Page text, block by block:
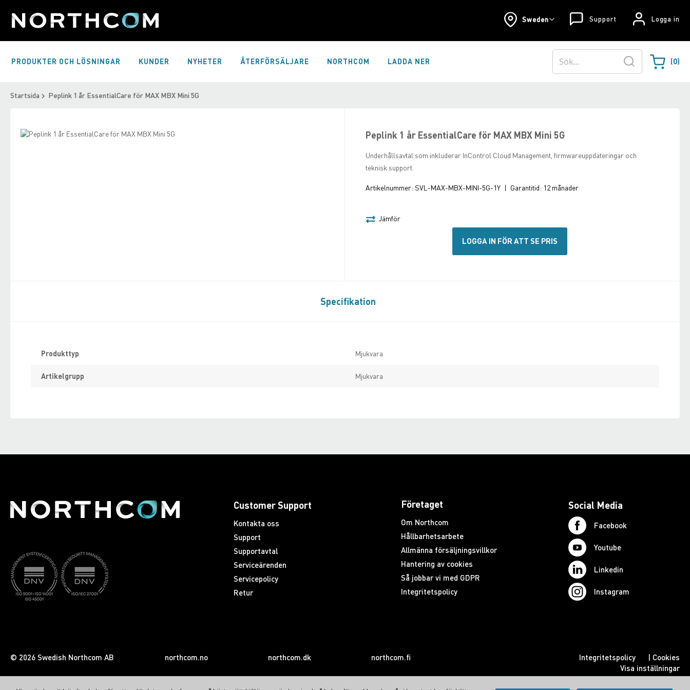
Logga in
Support
Skip
Sweden
PRODUKTER OCH LÖSNINGAR KUNDER NYHETER ÅTERFÖRSÄLJARE NORTHCOM LADDA NER Varukorgen
0
Sök
Startsida Peplink 1 år EssentialCare för MAX MBX Mini 5G
Peplink 1 år EssentialCare för MAX MBX Mini 5G
Underhållsavtal som inkluderar InControl Cloud Management, firmwareuppdateringar och
teknisk support.
Artikelnummer: SVL-MAX-MBX-MINI-5G-1Y | Garantitid: 12 månader
Jämför
LOGGA IN FÖR ATT SE PRIS
Skip
Specifikation
Produkttyp Mjukvara
Artikelgrupp Mjukvara
Customer Support
Kontakta oss
Support
Supportavtal
Serviceärenden
Servicepolicy
Retur
Företaget
Om Northcom
Hållbarhetsarbete
Allmänna försäljningsvillkor
Hantering av cookies
Så jobbar vi med GDPR
Integritetspolicy
Social Media
Facebook
Youtube
Linkedin
Instagram
© 2026 Swedish Northcom AB northcom.no northcom.dk northcom.fi Integritetspolicy | Cookies
Visa inställningar